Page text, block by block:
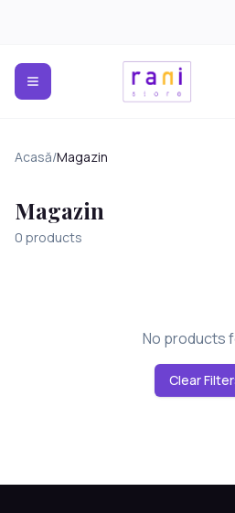
Acasă/Magazin
Magazin
0 products
No products
Clear